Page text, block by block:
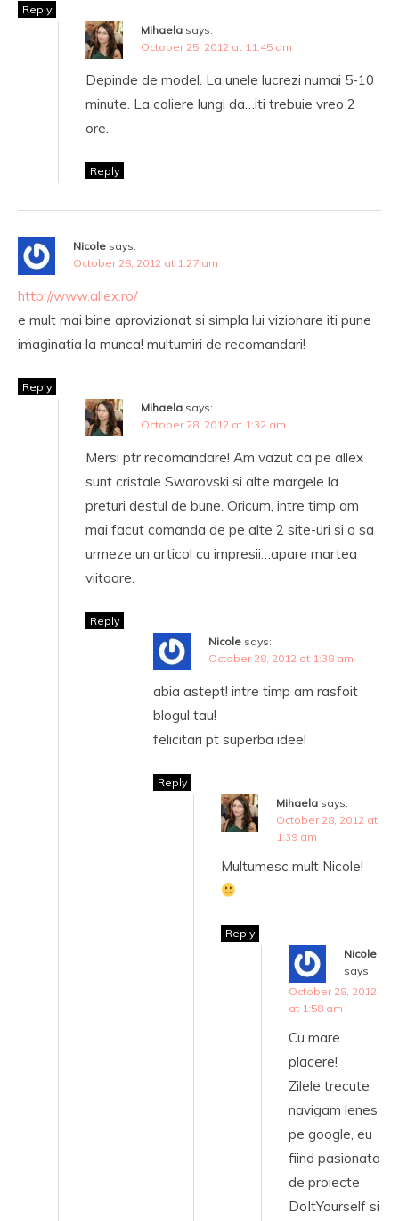
Reply
Mihaela says:
October 25, 2012 at 11:45 am
Depinde de model. La unele lucrezi numai 5-10
minute. La coliere lungi da…iti trebuie vreo 2
ore.
Reply
Nicole says:
October 28, 2012 at 1:27 am
http://www.allex.ro/
e mult mai bine aprovizionat si simpla lui vizionare iti pune
imaginatia la munca! multumiri de recomandari!
Reply
Mihaela says:
October 28, 2012 at 1:32 am
Mersi ptr recomandare! Am vazut ca pe allex
sunt cristale Swarovski si alte margele la
preturi destul de bune. Oricum, intre timp am
mai facut comanda de pe alte 2 site-uri si o sa
urmeze un articol cu impresii…apare martea
viitoare.
Reply
Nicole says:
October 28, 2012 at 1:38 am
abia astept! intre timp am rasfoit
blogul tau!
felicitari pt superba idee!
Reply
Mihaela says:
October 28, 2012 at
1:39 am
Multumesc mult Nicole!
Reply
Nicole
says:
October 28, 2012
at 1:58 am
Cu mare
placere!
Zilele trecute
navigam lenes
pe google, eu
fiind pasionata
de proiecte
DoItYourself si